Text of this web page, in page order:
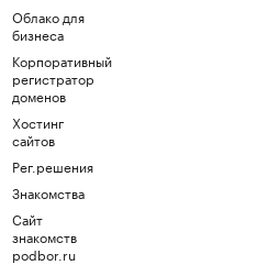
Облако для
бизнеса
Корпоративный
регистратор
доменов
Хостинг
сайтов
Рег.решения
Знакомства
Сайт
знакомств
podbor.ru